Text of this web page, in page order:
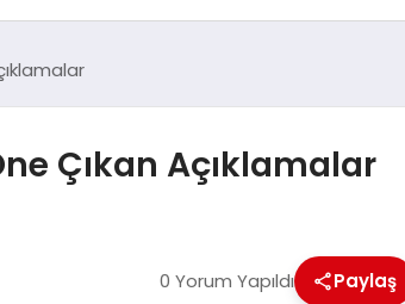
Çıkan Açıklamalar
0 Yorum Yapıldı Paylaş